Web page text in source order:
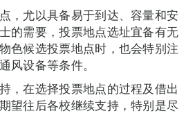
，尤以具备易于到达、容量和安
的需要，投票地点选址宜备有无
色候选投票地点时，也会特别注
风设备等条件。
，在选择投票地点的过程及借出
望往后各校继续支持，特别是尽